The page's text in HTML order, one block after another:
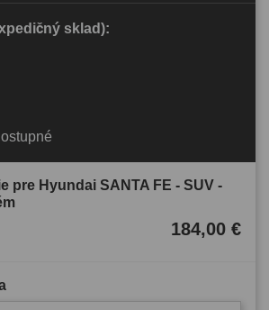
sklad):
pre Hyundai SANTA FE - SUV -
184,00 €